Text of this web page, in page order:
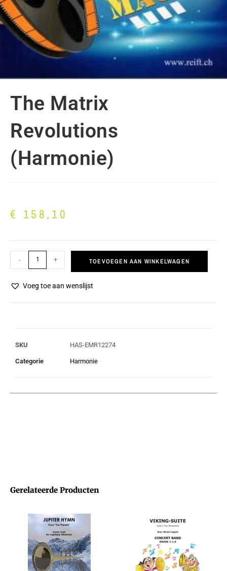
The Matrix
Revolutions
(Harmonie)
€ 158,10
- + TOEVOEGEN AAN WINKELWAGEN
Voeg toe aan wenslijst
SKU HAS-EMR12274
Categorie Harmonie
Gerelateerde Producten